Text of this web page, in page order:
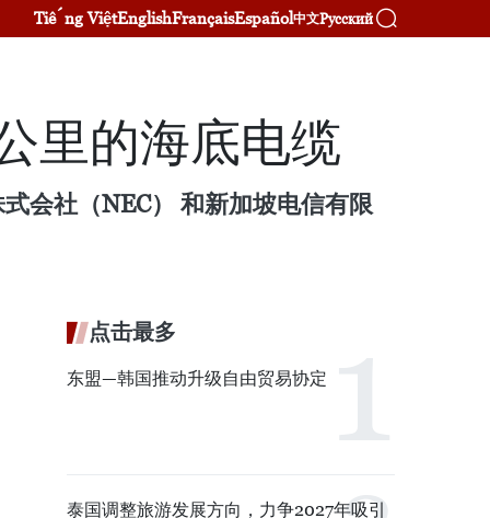
Tiếng ViệtEnglishFrançaisEspañol中文Русский
里的海底电缆
会社（NEC） 和新加坡电信有限
点击最多
东盟—韩国推动升级自由贸易协定
泰国调整旅游发展方向，力争2027年吸引